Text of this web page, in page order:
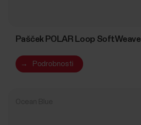
Pašček POLAR Loop SoftWeave
→ Podrobnosti